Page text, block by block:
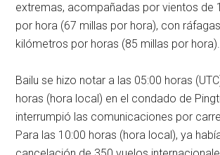
extremas, acompañadas por vientos de
por hora (67 millas por hora), con
kilómetros por horas (85 millas por hora).
Bailu se hizo notar a las 05:00 horas
horas (hora local) en el condado de
interrumpió las comunicaciones por
Para las 10:00 horas (hora local), ya